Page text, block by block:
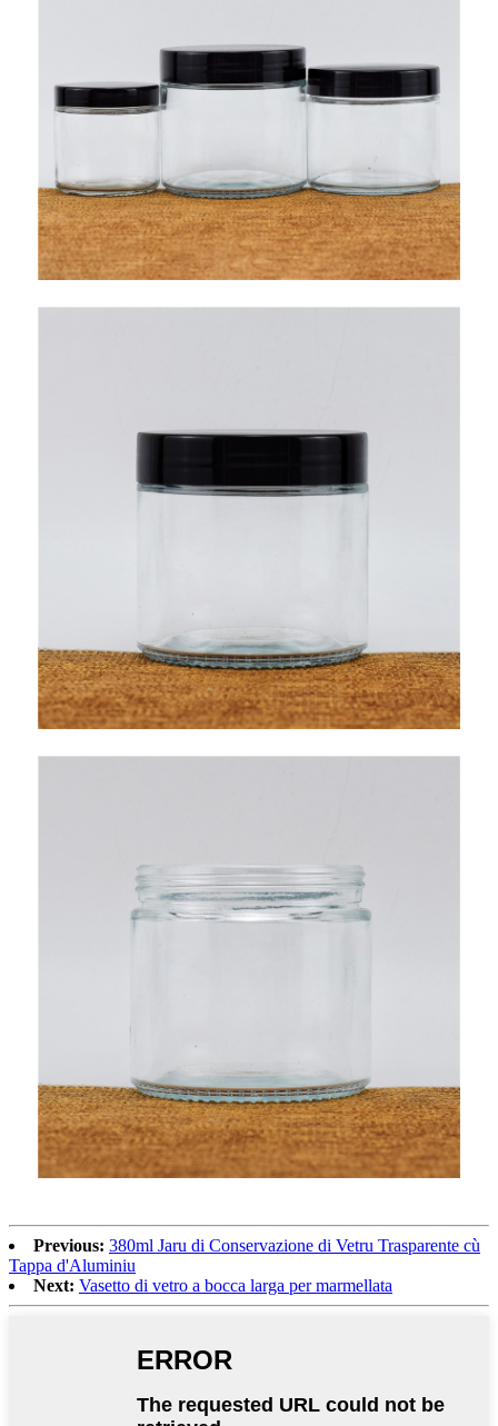
Previous: 380ml Jaru di Conservazione di Vetru Trasparente cù
Tappa d'Aluminiu
Next: Vasetto di vetro a bocca larga per marmellata